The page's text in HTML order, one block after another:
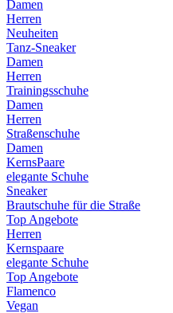
Damen
Herren
Neuheiten
Tanz-Sneaker
Damen
Herren
Trainingsschuhe
Damen
Herren
Straßenschuhe
Damen
KernsPaare
elegante Schuhe
Sneaker
Brautschuhe für die Straße
Top Angebote
Herren
Kernspaare
elegante Schuhe
Top Angebote
Flamenco
Vegan